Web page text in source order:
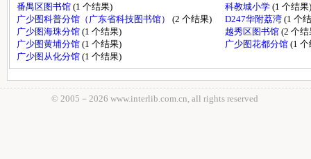
番禺区图书馆 (1 个结果) 科教城小学 (1 个结果)
广少图科普分馆（广东省科技图书馆） (2 个结果) D247华附荔湾 (1 个
广少图海珠分馆 (1 个结果) 越秀区图书馆 (2 个结
广少图黄埔分馆 (1 个结果) 广少图花都分馆 (1
广少图从化分馆 (1 个结果)
© 2005－ 2026 www.interlib.com.cn, all rights reserved